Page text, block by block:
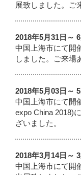
展致しました。ご
2018年5月31日～
中国上海市にて開
しました。ご来場
2018年5月03日～
中国上海市にて開
expo China 2018)
ざいました。
2018年3月14日～
中国上海市にて開